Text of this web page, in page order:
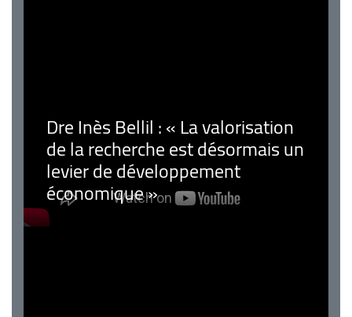
Dre Inès Bellil : « La valorisation
de la recherche est désormais un
levier de développement
économique »